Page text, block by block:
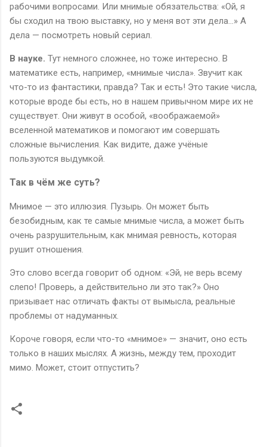
рабочими вопросами. Или мнимые обязательства: «Ой, я
бы сходил на твою выставку, но у меня вот эти дела...» А
дела — посмотреть новый сериал.
В науке. Тут немного сложнее, но тоже интересно. В
математике есть, например, «мнимые числа». Звучит как
что-то из фантастики, правда? Так и есть! Это такие числа,
которые вроде бы есть, но в нашем привычном мире их не
существует. Они живут в особой, «воображаемой»
вселенной математиков и помогают им совершать
сложные вычисления. Как видите, даже учёные
пользуются выдумкой.
Так в чём же суть?
Мнимое — это иллюзия. Пузырь. Он может быть
безобидным, как те самые мнимые числа, а может быть
очень разрушительным, как мнимая ревность, которая
рушит отношения.
Это слово всегда говорит об одном: «Эй, не верь всему
слепо! Проверь, а действительно ли это так?» Оно
призывает нас отличать факты от вымысла, реальные
проблемы от надуманных.
Короче говоря, если что-то «мнимое» — значит, оно есть
только в наших мыслях. А жизнь, между тем, проходит
мимо. Может, стоит отпустить?